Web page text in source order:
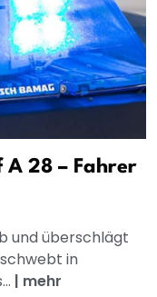
A 28 – Fahrer
und überschlägt
in
| mehr